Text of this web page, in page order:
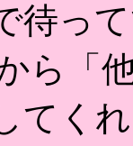
待っ
ら「
てく